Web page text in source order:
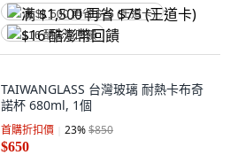
满 $1,500 再省 $75 (王道卡)
$16 酷澎幣回饋
TAIWANGLASS 台灣玻璃 耐熱卡布奇
諾杯 680ml, 1個
首購折扣價 23%$850
$650